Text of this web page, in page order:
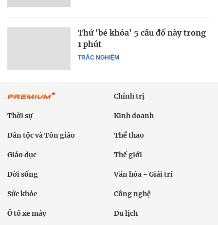
TRẮC NGHIỆM
Thử 'bẻ khóa' 5 câu đố này trong
1 phút
Chính trị
Thời sự Kinh doanh
Dân tộc và Tôn giáo Thể thao
Giáo dục Thế giới
Đời sống Văn hóa - Giải trí
Sức khỏe Công nghệ
Ô tô xe máy Du lịch